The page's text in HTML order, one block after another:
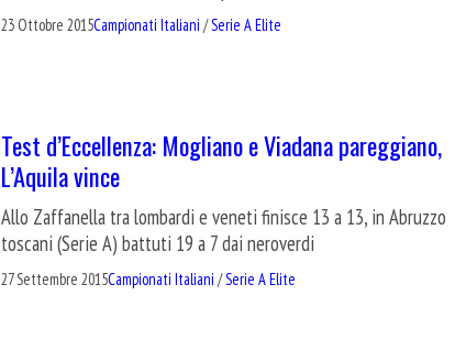
23 Ottobre 2015Campionati Italiani /Serie A Elite
Test d’Eccellenza: Mogliano e Viadana pareggiano,
L’Aquila vince
Allo Zaffanella tra lombardi e veneti finisce 13 a 13, in Abruzzo
toscani (Serie A) battuti 19 a 7 dai neroverdi
27 Settembre 2015Campionati Italiani /Serie A Elite